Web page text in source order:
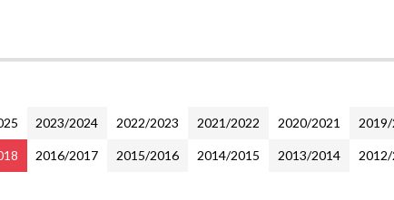
2023/2024 2022/2023 2021/2022 2020/2021
2016/2017 2015/2016 2014/2015 2013/2014